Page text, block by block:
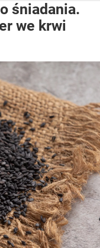
śniadania.
we krwi